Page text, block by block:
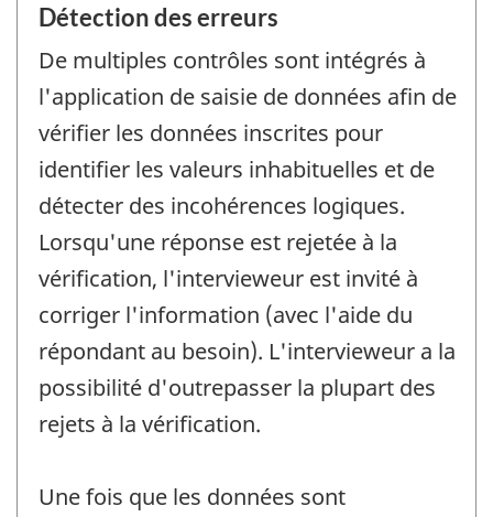
Détection des erreurs
De multiples contrôles sont intégrés à
l'application de saisie de données afin de
vérifier les données inscrites pour
identifier les valeurs inhabituelles et de
détecter des incohérences logiques.
Lorsqu'une réponse est rejetée à la
vérification, l'intervieweur est invité à
corriger l'information (avec l'aide du
répondant au besoin). L'intervieweur a la
possibilité d'outrepasser la plupart des
rejets à la vérification.
Une fois que les données sont